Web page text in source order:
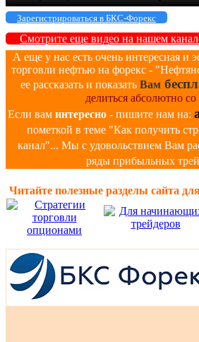
Зарегистрироваться в БКС-Форекс
Смотрите еще видео на нашем
А еще у нас есть очень интересная и
торговли нефтью на форекс -
ее рассказать и показать Вам
делиться абсолютно
Если вам интересно- пишите нам на:
пометкой в теме "Как получить
канал"... Мы с удовольствием Вам
ряды прибыльных
Читайте полезные разделы сайта